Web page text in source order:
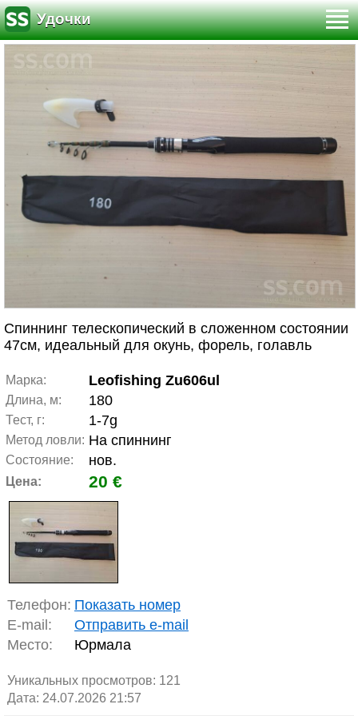
Удочки
Спиннинг телескопический в сложенном состоянии
47см, идеальный для окунь, форель, голавль
Марка: Leofishing Zu606ul
Длина, м: 180
Тест, г: 1-7g
Метод ловли: На спиннинг
Состояние: нов.
Цена: 20 €
Телефон: Показать номер
E-mail:
Отправить e-mail
Место:
Юрмала
Уникальных просмотров: 121
Дата: 24.07.2026 21:57